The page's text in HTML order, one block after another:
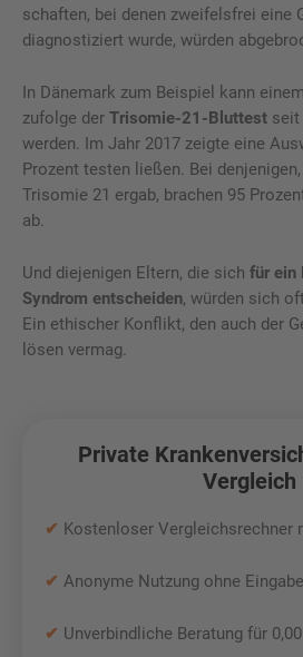
schaf­ten, bei denen zweifelsfrei eine
diagnostiziert wurde, würden
In Dänemark zum Beispiel kann
zufolge der Trisomie-21-Bluttest seit
werden. Im Jahr 2017 zeigte eine
Prozent testen ließen. Bei
Trisomie 21 ergab, brachen 95
ab.
Und diejenigen Eltern, die sich für ein
Syndrom entscheiden, würden sich
Ein ethischer Konflikt, den auch der
lösen vermag.
Private
Vergleich
✔ Kostenloser Vergleichsrechner
✔ Anonyme Nutzung ohne
✔ Unverbindliche Beratung für